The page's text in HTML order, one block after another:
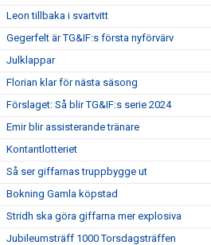
Leon tillbaka i svartvitt
Gegerfelt är TG&IF:s första nyförvärv
Julklappar
Florian klar för nästa säsong
Förslaget: Så blir TG&IF:s serie 2024
Emir blir assisterande tränare
Kontantlotteriet
Så ser giffarnas truppbygge ut
Bokning Gamla köpstad
Stridh ska göra giffarna mer explosiva
Jubileumsträff 1000 Torsdagsträffen